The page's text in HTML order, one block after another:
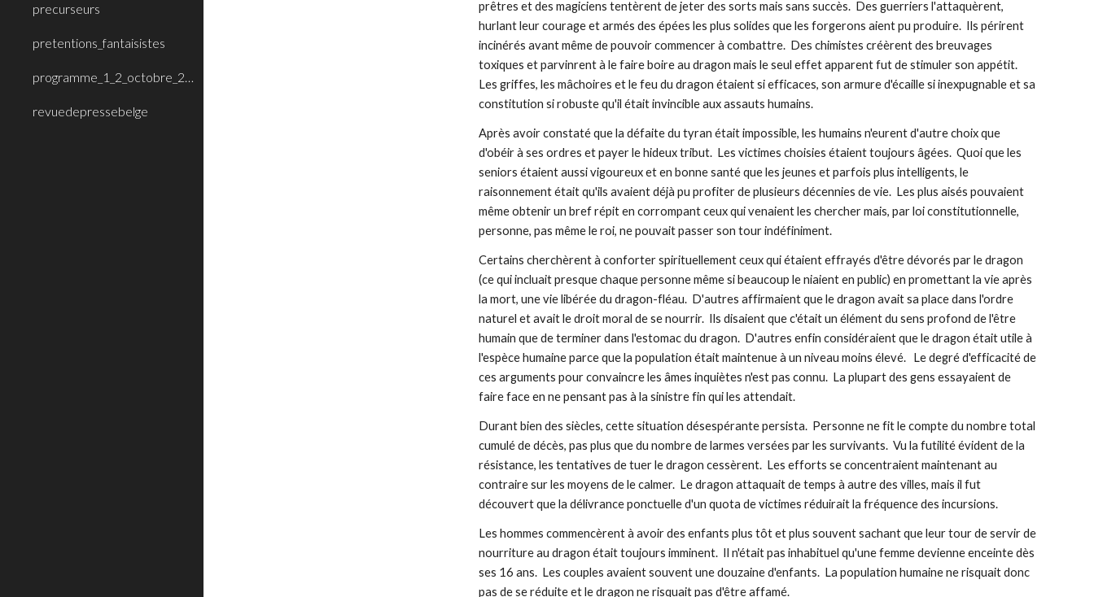
precurseurs
pretentions_fantaisistes
programme_1_2_octobre_2008
revuedepressebelge
prêtres et des magiciens tentèrent de jeter des sorts mais sans succès.  Des guerriers l'attaquèrent,
hurlant leur courage et armés des épées les plus solides que les forgerons aient pu produire.  Ils périrent
incinérés avant même de pouvoir commencer à combattre.  Des chimistes créèrent des breuvages
toxiques et parvinrent à le faire boire au dragon mais le seul effet apparent fut de stimuler son appétit.
Les griffes, les mâchoires et le feu du dragon étaient si efficaces, son armure d'écaille si inexpugnable et sa
constitution si robuste qu'il était invincible aux assauts humains.
Après avoir constaté que la défaite du tyran était impossible, les humains n'eurent d'autre choix que
d'obéir à ses ordres et payer le hideux tribut.  Les victimes choisies étaient toujours âgées.  Quoi que les
seniors étaient aussi vigoureux et en bonne santé que les jeunes et parfois plus intelligents, le
raisonnement était qu'ils avaient déjà pu profiter de plusieurs décennies de vie.  Les plus aisés pouvaient
même obtenir un bref répit en corrompant ceux qui venaient les chercher mais, par loi constitutionnelle,
personne, pas même le roi, ne pouvait passer son tour indéfiniment.
Certains cherchèrent à conforter spirituellement ceux qui étaient effrayés d'être dévorés par le dragon
(ce qui incluait presque chaque personne même si beaucoup le niaient en public) en promettant la vie après
la mort, une vie libérée du dragon-fléau.  D'autres affirmaient que le dragon avait sa place dans l'ordre
naturel et avait le droit moral de se nourrir.  Ils disaient que c'était un élément du sens profond de l'être
humain que de terminer dans l'estomac du dragon.  D'autres enfin considéraient que le dragon était utile à
l'espèce humaine parce que la population était maintenue à un niveau moins élevé.   Le degré d'efficacité de
ces arguments pour convaincre les âmes inquiètes n'est pas connu.  La plupart des gens essayaient de
faire face en ne pensant pas à la sinistre fin qui les attendait.
Durant bien des siècles, cette situation désespérante persista.  Personne ne fit le compte du nombre total
cumulé de décès, pas plus que du nombre de larmes versées par les survivants.  Vu la futilité évident de la
résistance, les tentatives de tuer le dragon cessèrent.  Les efforts se concentraient maintenant au
contraire sur les moyens de le calmer.  Le dragon attaquait de temps à autre des villes, mais il fut
découvert que la délivrance ponctuelle d'un quota de victimes réduirait la fréquence des incursions.
Les hommes commencèrent à avoir des enfants plus tôt et plus souvent sachant que leur tour de servir de
nourriture au dragon était toujours imminent.  Il n'était pas inhabituel qu'une femme devienne enceinte dès
ses 16 ans.  Les couples avaient souvent une douzaine d'enfants.  La population humaine ne risquait donc
pas de se réduite et le dragon ne risquait pas d'être affamé.